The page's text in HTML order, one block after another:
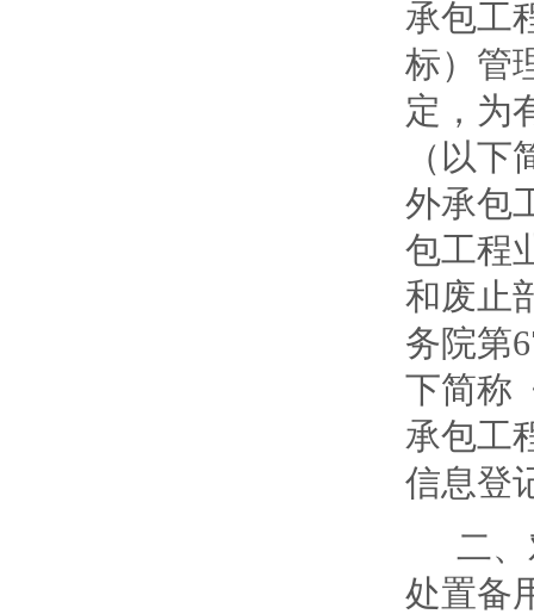
承包工
标）管
定，为
（以
外承包
包工程
和废止
务院第
下简称
承包工
信息登
二
处置备